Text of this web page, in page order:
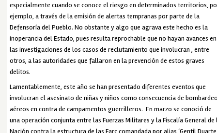
especialmente cuando se conoce el riesgo en determinados territorios,
ejemplo, a través de la emisión de alertas tempranas por parte de la
Defensoría del Pueblo. No obstante y algo que agrava este hecho es la
inoperancia del Estado, pues resulta reprochable que no hayan avances en
las investigaciones de los casos de reclutamiento que involucran , entre
otros, a las autoridades que fallaron en la prevención de estos graves
delitos.
Lamentablemente, este año se han presentado diferentes eventos que
involucran el asesinato de niñas y niños como consecuencia de
aéreos en contra de campamentos guerrilleros. En marzo se conoció de
una operación conjunta entre las Fuerzas Militares y la Fiscalía General de
Nación contra la estructura de las Farc comandada por alias ‘Gentil